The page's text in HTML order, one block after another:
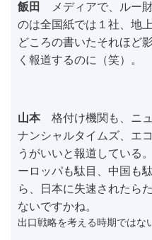
飯田
メディアで、ルー
のは全国紙では１社、地
どころの書いたそれほど
く報道するのに（笑）。
山本 格付け機関も、ニ
ナンシャルタイムズ、エ
うがいいと報道している
ーロッパも駄目、中国も
ら、日本に失速されたら
ないですかね。
出口戦略を考える時期ではな